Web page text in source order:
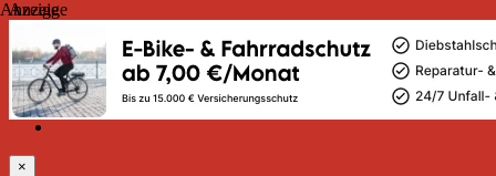
Montag, August 10, 2026
Friend on Facebook Follow on Twitter
Subscribe to RSS
Search
×
Anzeige
Anzeige